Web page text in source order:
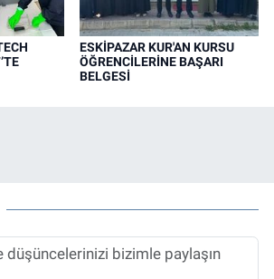
ESKİPAZAR KUR'AN KURSU
ÖĞRENCİLERİNE BAŞARI
BELGESİ